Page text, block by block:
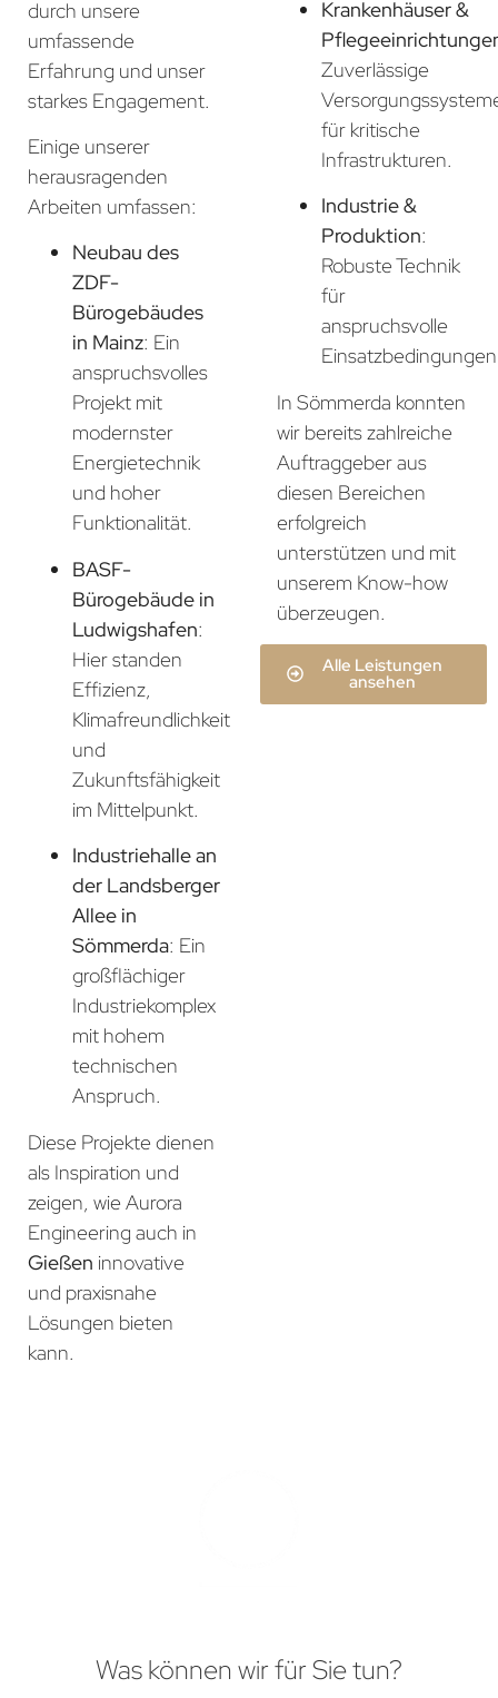
durch unsere
umfassende
Erfahrung und unser
starkes Engagement.
Einige unserer
herausragenden
Arbeiten umfassen:
Neubau des
ZDF-
Bürogebäudes
in Mainz: Ein
anspruchsvolles
Projekt mit
modernster
Energietechnik
und hoher
Funktionalität.
BASF-
Bürogebäude in
Ludwigshafen:
Hier standen
Effizienz,
Klimafreundlichkeit
und
Zukunftsfähigkeit
im Mittelpunkt.
Industriehalle an
der Landsberger
Allee in
Sömmerda: Ein
großflächiger
Industriekomplex
mit hohem
technischen
Anspruch.
Diese Projekte dienen
als Inspiration und
zeigen, wie Aurora
Engineering auch in
Gießen innovative
und praxisnahe
Lösungen bieten
kann.
Krankenhäuser &
Zuverlässige
für kritische
Infrastrukturen.
Industrie &
Produktion:
Robuste Technik
für
anspruchsvolle
In Sömmerda konnten
wir bereits zahlreiche
Auftraggeber aus
diesen Bereichen
erfolgreich
unterstützen und mit
unserem Know-how
überzeugen.
Alle Leistungen
ansehen
Was können wir für Sie tun?